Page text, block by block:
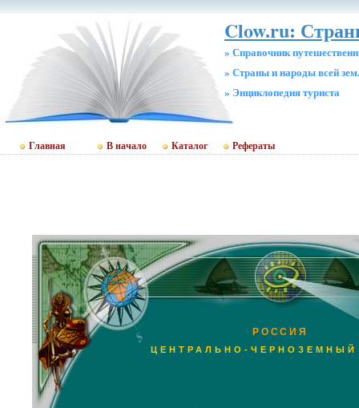
Clow.ru:
» Справочник
» Страны и народы всей
» Энциклопедия туриста
Главная В начало Каталог Рефераты
РОССИЯ
ЦЕНТРАЛЬНО-